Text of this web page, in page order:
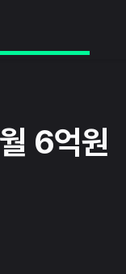
6억원